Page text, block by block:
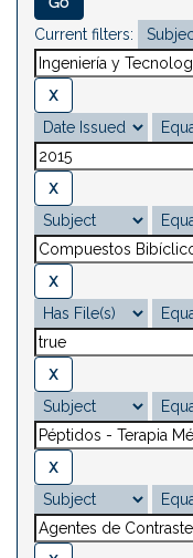
Current filters: